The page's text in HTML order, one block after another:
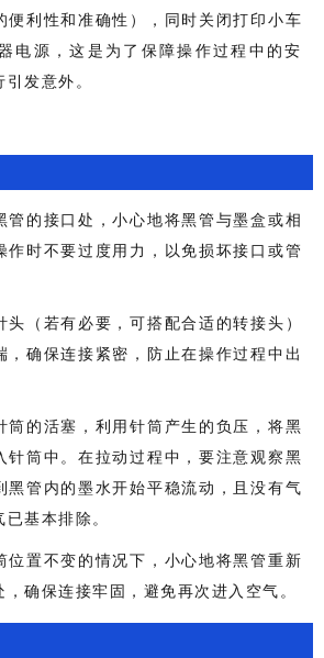
便利性和准确性），同时关闭打印小车
电源，这是为了保障操作过程中的安
发意外。
管的接口处，小心地将黑管与墨盒或相
作时不要过度用力，以免损坏接口或管
头（若有必要，可搭配合适的转接头）
，确保连接紧密，防止在操作过程中出
筒的活塞，利用针筒产生的负压，将黑
针筒中。在拉动过程中，要注意观察黑
黑管内的墨水开始平稳流动，且没有气
基本排除。
位置不变的情况下，小心地将黑管重新
确保连接牢固，避免再次进入空气。